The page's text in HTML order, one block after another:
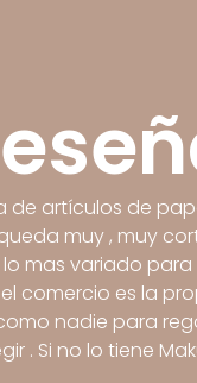
de artículos de
muy , muy
mas variado para
comercio es la
nadie para
. Si no lo tiene